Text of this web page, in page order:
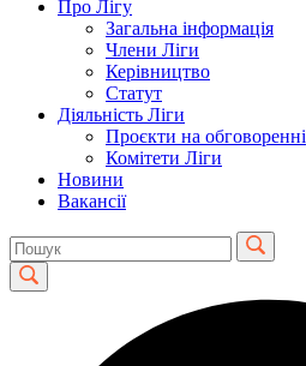
Про Лігу
Загальна інформація
Члени Ліги
Керівництво
Статут
Діяльність Ліги
Проєкти на обговоренні
Комітети Ліги
Новини
Вакансії